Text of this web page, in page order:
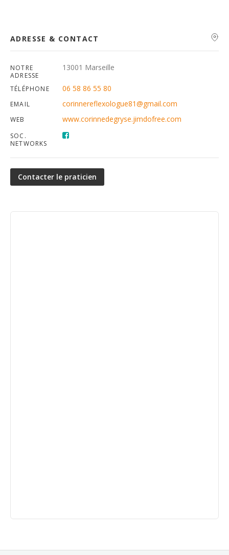
ADRESSE & CONTACT
NOTRE
ADRESSE
13001 Marseille
TÉLÉPHONE 06 58 86 55 80
EMAIL corinnereflexologue81@gmail.com
WEB www.corinnedegryse.jimdofree.com
SOC.
NETWORKS
Contacter le praticien